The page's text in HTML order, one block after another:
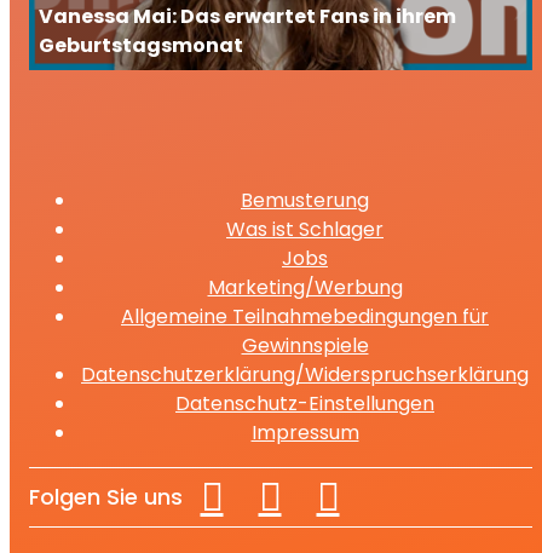
Vanessa Mai: Das erwartet Fans in ihrem
Geburtstagsmonat
Bemusterung
Was ist Schlager
Jobs
Marketing/Werbung
Allgemeine Teilnahmebedingungen für
Gewinnspiele
Datenschutzerklärung/Widerspruchserklärung
Datenschutz-Einstellungen
Impressum
Folgen Sie uns